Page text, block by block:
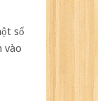
số
vào